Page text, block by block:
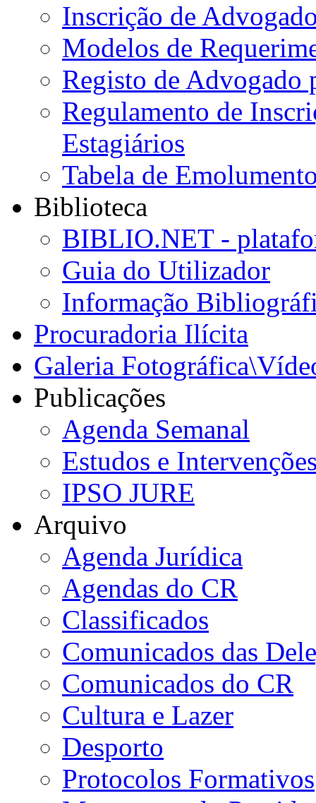
Inscrição de
Modelos de
Registo de Advogado
Regulamento de
Estagiários
Tabela de
Biblioteca
BIBLIO.NET -
Guia do Utilizador
Informação
Procuradoria Ilícita
Galeria
Publicações
Agenda Semanal
Estudos e
IPSO JURE
Arquivo
Agenda Jurídica
Agendas do CR
Classificados
Comunicados das
Comunicados do CR
Cultura e Lazer
Desporto
Protocolos Formativos